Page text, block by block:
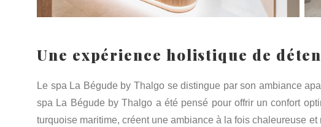
Une expérience holistique de
Le spa La Bégude by Thalgo se distingue par son ambiance
spa La Bégude by Thalgo a été pensé pour offrir un confort
turquoise maritime, créent une ambiance à la fois chaleureuse